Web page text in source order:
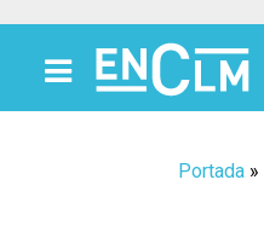
Portada »